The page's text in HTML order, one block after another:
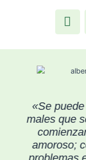
«Se
males que
amoroso;